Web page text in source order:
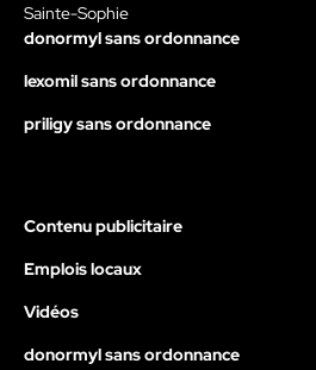
Sainte-Sophie
donormyl sans ordonnance
lexomil sans ordonnance
priligy sans ordonnance
Contenu publicitaire
Emplois locaux
Vidéos
donormyl sans ordonnance